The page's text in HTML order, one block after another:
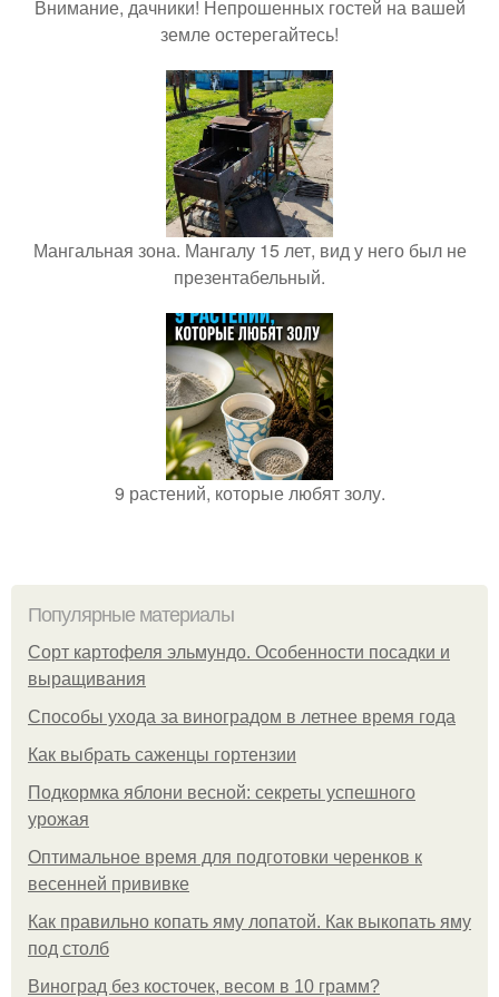
Внимание, дачники! Непрошенных гостей на вашей
земле остерегайтесь!
Мангальная зона. Мангалу 15 лет, вид у него был не
презентабельный.
9 растений, которые любят золу.
Популярные материалы
Сорт картофеля эльмундо. Особенности посадки и
выращивания
Способы ухода за виноградом в летнее время года
Как выбрать саженцы гортензии
Подкормка яблони весной: секреты успешного
урожая
Оптимальное время для подготовки черенков к
весенней прививке
Как правильно копать яму лопатой. Как выкопать яму
под столб
Виноград без косточек, весом в 10 грамм?